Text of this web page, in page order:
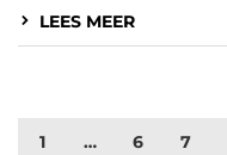
LEES MEER
1 … 6 7